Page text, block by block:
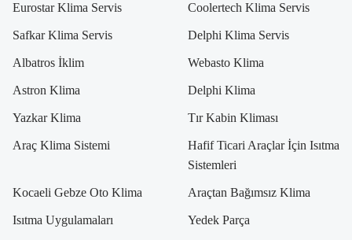
Eurostar Klima Servis Coolertech Klima Servis
Safkar Klima Servis Delphi Klima Servis
Albatros İklim Webasto Klima
Astron Klima Delphi Klima
Yazkar Klima Tır Kabin Kliması
Araç Klima Sistemi
Hafif Ticari Araçlar İçin Isıtma
Sistemleri
Kocaeli Gebze Oto Klima Araçtan Bağımsız Klima
Isıtma Uygulamaları Yedek Parça